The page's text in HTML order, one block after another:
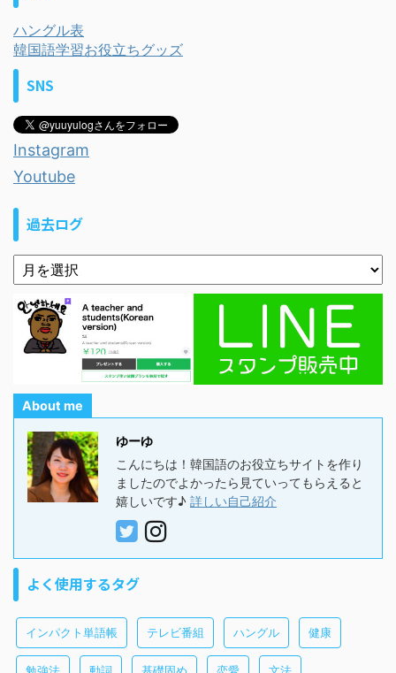
ハングル表
韓国語学習お役立ちグッズ
SNS
Instagram
Youtube
過去ログ
About me
ゆーゆ
こんにちは！韓国語のお役立ちサイトを作り
ましたのでよかったら見ていってもらえると
嬉しいです♪ 詳しい自己紹介
よく使用するタグ
インパクト単語帳 テレビ番組 ハングル 健康